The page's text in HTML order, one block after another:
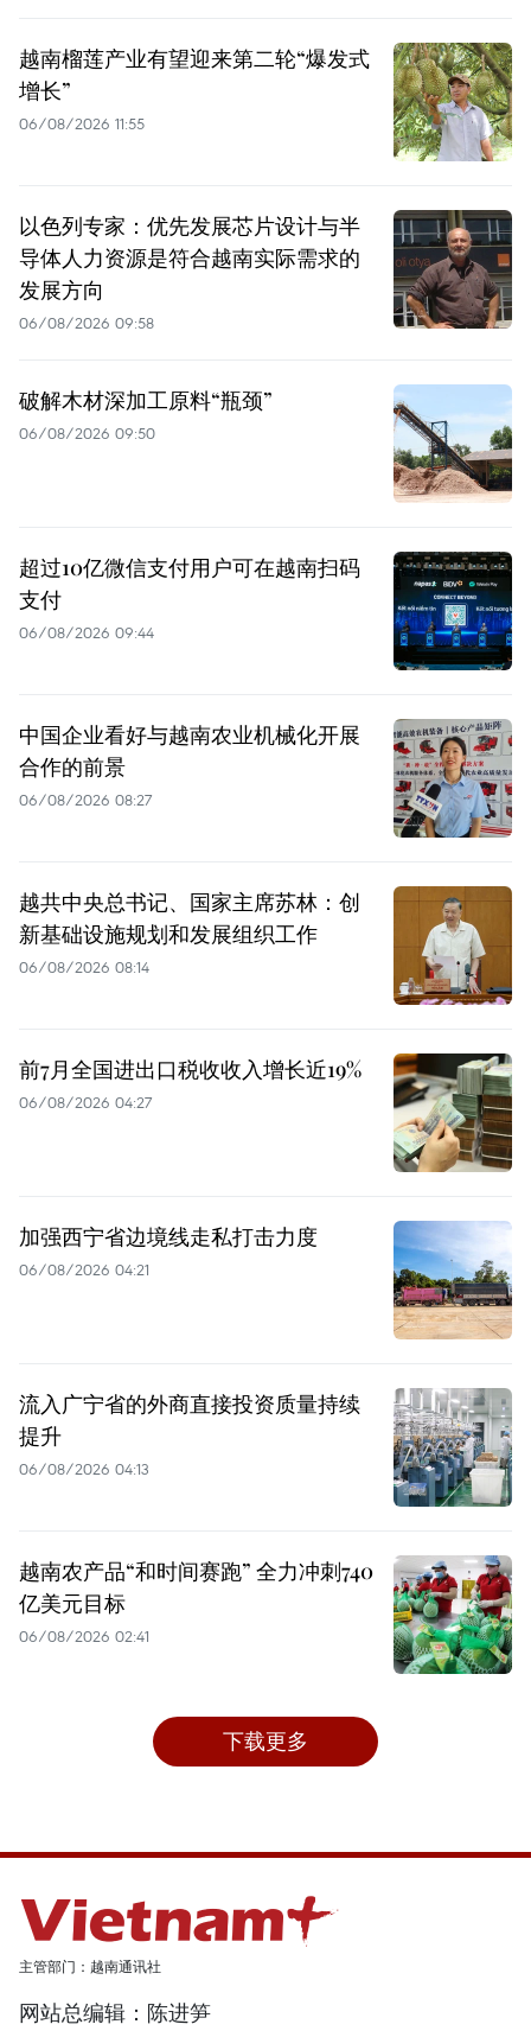
越南榴莲产业有望迎来第二轮“爆发式
增长”
06/08/2026 11:55
以色列专家：优先发展芯片设计与半
导体人力资源是符合越南实际需求的
发展方向
06/08/2026 09:58
破解木材深加工原料“瓶颈”
06/08/2026 09:50
超过10亿微信支付用户可在越南扫码
支付
06/08/2026 09:44
中国企业看好与越南农业机械化开展
合作的前景
06/08/2026 08:27
越共中央总书记、国家主席苏林：创
新基础设施规划和发展组织工作
06/08/2026 08:14
前7月全国进出口税收收入增长近19%
06/08/2026 04:27
加强西宁省边境线走私打击力度
06/08/2026 04:21
流入广宁省的外商直接投资质量持续
提升
06/08/2026 04:13
越南农产品“和时间赛跑” 全力冲刺740
亿美元目标
06/08/2026 02:41
下载更多
主管部门：越南通讯社
网站总编辑：陈进笋